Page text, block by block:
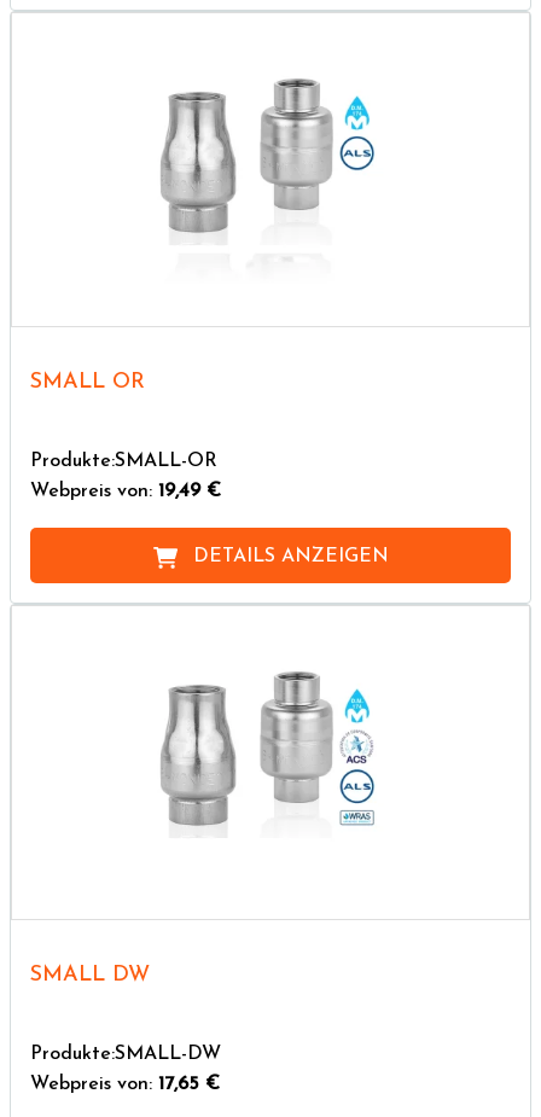
SMALL OR
Produkte:SMALL-OR
Webpreis von: 19,49 €
DETAILS ANZEIGEN
SMALL DW
Produkte:SMALL-DW
Webpreis von: 17,65 €